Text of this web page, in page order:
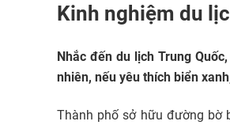
Kinh nghiệm du
Nhắc đến du lịch Trung
nhiên, nếu yêu thích biển
Thành phố sở hữu đường bờ